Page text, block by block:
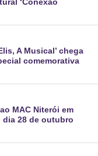
A Musical’ chega
comemorativa
MAC Niterói em
28 de outubro